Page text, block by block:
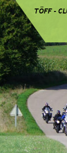
TÖFF -